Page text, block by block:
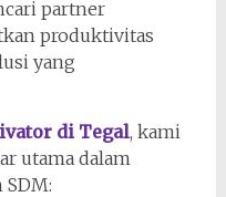
partner
produktivitas
yang
di Tegal, kami
utama dalam